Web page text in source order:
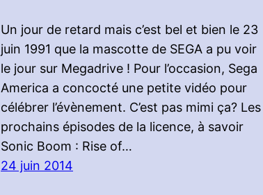
Un jour de retard mais c’est bel et bien le 23
juin 1991 que la mascotte de SEGA a pu voir
le jour sur Megadrive ! Pour l’occasion, Sega
America a concocté une petite vidéo pour
célébrer l’évènement. C’est pas mimi ça? Les
prochains épisodes de la licence, à savoir
Sonic Boom : Rise of…
24 juin 2014